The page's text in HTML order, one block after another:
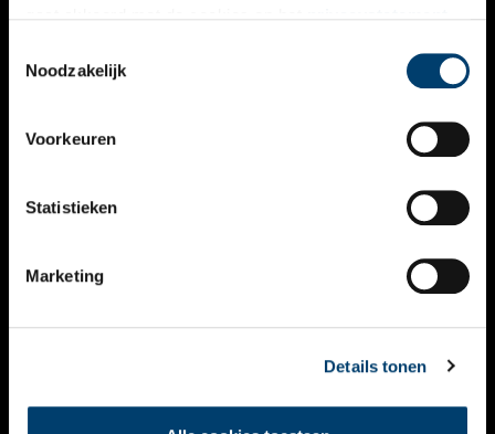
Noodzakelijk
Voorkeuren
Statistieken
Marketing
Details tonen
VERHALEN
KALENDER
THEMA’S
VIDEO’S
CONTACT